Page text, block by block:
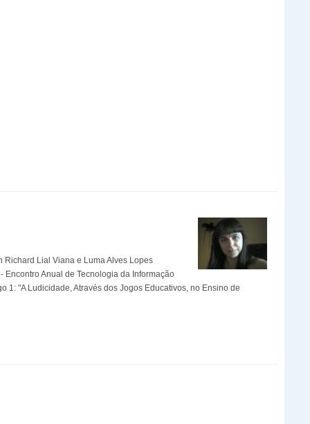
Richard Lial Viana e Luma Alves Lopes
Anual de Tecnologia da Informação
"A Ludicidade, Através dos Jogos Educativos, no Ensino de